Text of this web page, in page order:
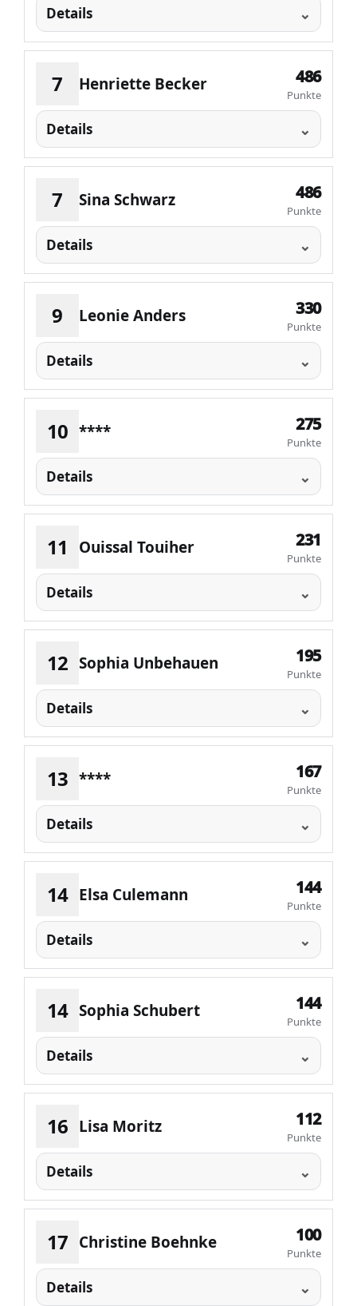
Details
7 Henriette Becker 486
Punkte
Details
7 Sina Schwarz 486
Punkte
Details
9 Leonie Anders 330
Punkte
Details
10 **** 275
Punkte
Details
11 Ouissal Touiher 231
Punkte
Details
12 Sophia Unbehauen 195
Punkte
Details
13 **** 167
Punkte
Details
14 Elsa Culemann 144
Punkte
Details
14 Sophia Schubert 144
Punkte
Details
16 Lisa Moritz 112
Punkte
Details
17 Christine Boehnke 100
Punkte
Details